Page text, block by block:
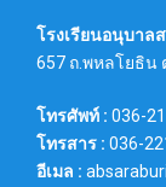
โรงเรียนอนุบาล
657 ถ.พหลโยธิน
โทรศัพท์ : 036-
โทรสาร : 036-
อีเมล :